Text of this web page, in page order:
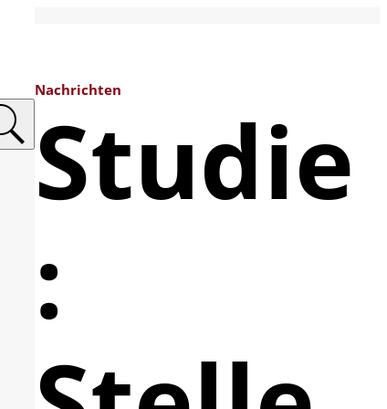
Nachrichten
Studie
: